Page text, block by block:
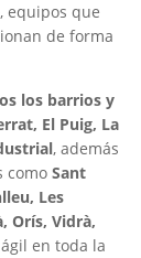
equipos que
de forma
los barrios y
El Puig, La
, además
como Sant
Les
Orís, Vidrà,
en toda la